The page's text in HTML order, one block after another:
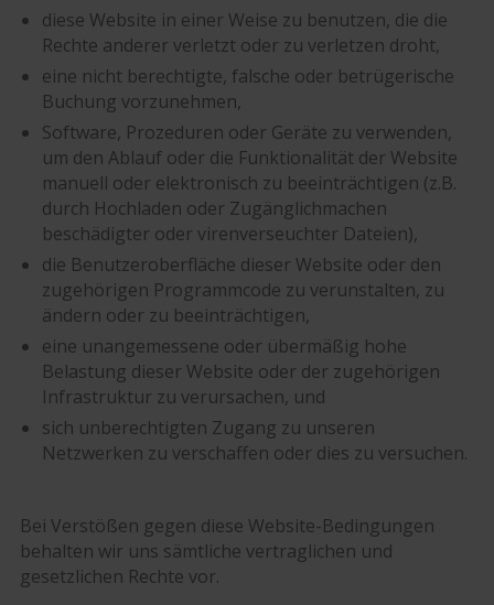
diese Website in einer Weise zu benutzen, die die
Rechte anderer verletzt oder zu verletzen droht,
eine nicht berechtigte, falsche oder betrügerische
Buchung vorzunehmen,
Software, Prozeduren oder Geräte zu verwenden,
um den Ablauf oder die Funktionalität der Website
manuell oder elektronisch zu beeinträchtigen (z.B.
durch Hochladen oder Zugänglichmachen
beschädigter oder virenverseuchter Dateien),
die Benutzeroberfläche dieser Website oder den
zugehörigen Programmcode zu verunstalten, zu
ändern oder zu beeinträchtigen,
eine unangemessene oder übermäßig hohe
Belastung dieser Website oder der zugehörigen
Infrastruktur zu verursachen, und
sich unberechtigten Zugang zu unseren
Netzwerken zu verschaffen oder dies zu versuchen.
Bei Verstößen gegen diese Website-Bedingungen
behalten wir uns sämtliche vertraglichen und
gesetzlichen Rechte vor.